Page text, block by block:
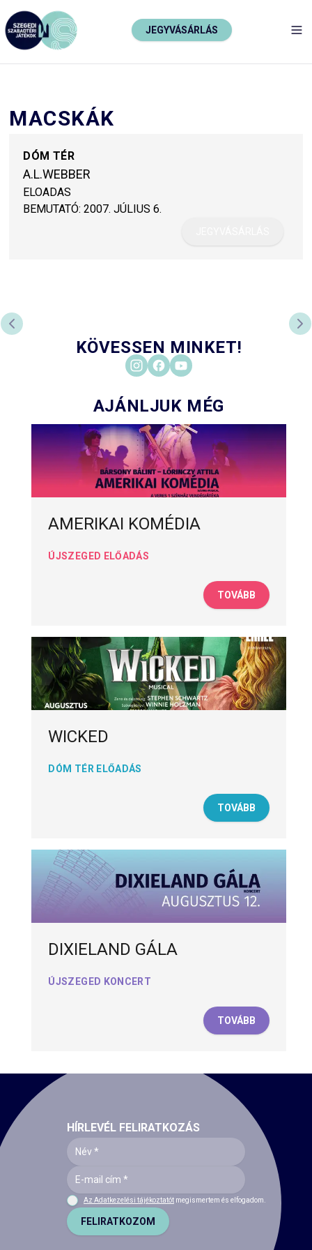
JEGYVÁSÁRLÁS
MACSKÁK
DÓM TÉR
A.L.WEBBER
ELOADAS
BEMUTATÓ: 2007. JÚLIUS 6.
ELŐZŐ DIA
KÖVESSEN MINKET!
AJÁNLJUK MÉG
AMERIKAI KOMÉDIA
ÚJSZEGED ELŐADÁS
TOVÁBB
WICKED
DÓM TÉR ELŐADÁS
TOVÁBB
DIXIELAND GÁLA
ÚJSZEGED KONCERT
TOVÁBB
HÍRLEVÉL FELIRATKOZÁS
Az Adatkezelési tájékoztatót megismertem és elfogadom.
FELIRATKOZOM